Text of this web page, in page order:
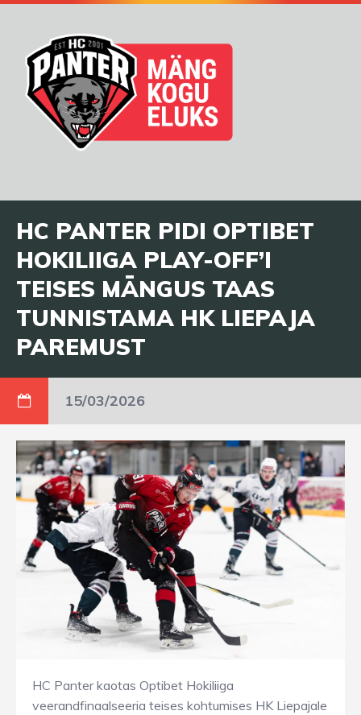
HC PANTER PIDI OPTIBET
HOKILIIGA PLAY-OFF’I
TEISES MÄNGUS TAAS
TUNNISTAMA HK LIEPAJA
PAREMUST
15/03/2026
HC Panter kaotas Optibet Hokiliiga
veerandfinaalseeria teises kohtumises HK Liepajale